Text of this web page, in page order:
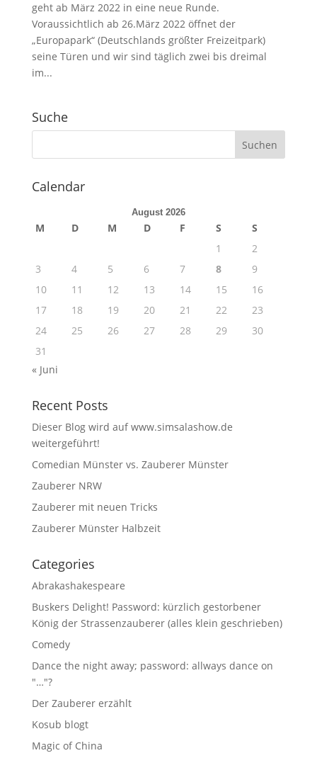
geht ab März 2022 in eine neue Runde.
Voraussichtlich ab 26.März 2022 öffnet der
„Europapark“ (Deutschlands größter Freizeitpark)
seine Türen und wir sind täglich zwei bis dreimal
im...
Suche
Calendar
August 2026
M D M D F S
S
1
2
3
4 5 6 7 8
9
10
11 12 13 14 15
16
17
18 19 20 21 22
23
24
25 26 27 28 29
30
31
« Juni
Recent Posts
Dieser Blog wird auf www.simsalashow.de
weitergeführt!
Comedian Münster vs. Zauberer Münster
Zauberer NRW
Zauberer mit neuen Tricks
Zauberer Münster Halbzeit
Categories
Abrakashakespeare
Buskers Delight! Password: kürzlich gestorbener
König der Strassenzauberer (alles klein geschrieben)
Comedy
Dance the night away; password: allways dance on
"…"?
Der Zauberer erzählt
Kosub blogt
Magic of China